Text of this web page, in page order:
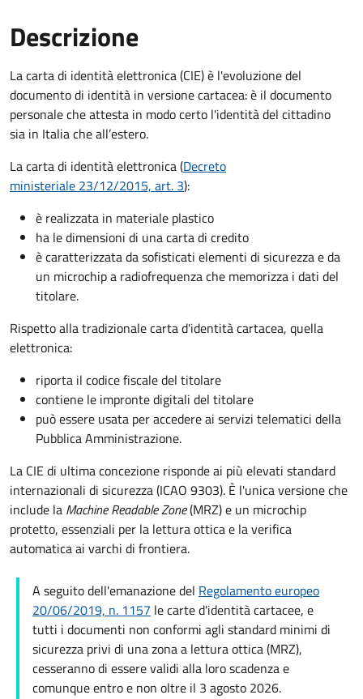
Descrizione
La carta di identità elettronica (CIE) è l'evoluzione del
documento di identità in versione cartacea: è il documento
personale che attesta in modo certo l'identità del cittadino
sia in Italia che all’estero.
La carta di identità elettronica (Decreto
ministeriale 23/12/2015, art. 3):
è realizzata in materiale plastico
ha le dimensioni di una carta di credito
è caratterizzata da sofisticati elementi di sicurezza e da
un microchip a radiofrequenza che memorizza i dati del
titolare.
Rispetto alla tradizionale carta d'identità cartacea, quella
elettronica:
riporta il codice fiscale del titolare
contiene le impronte digitali del titolare
può essere usata per accedere ai servizi telematici della
Pubblica Amministrazione.
La CIE di ultima concezione risponde ai più elevati standard
internazionali di sicurezza (ICAO 9303). È l'unica versione che
include la Machine Readable Zone(MRZ) e un microchip
protetto, essenziali per la lettura ottica e la verifica
automatica ai varchi di frontiera.
A seguito dell'emanazione del Regolamento europeo
20/06/2019, n. 1157 le carte d'identità cartacee, e
tutti i documenti non conformi agli standard minimi di
sicurezza privi di una zona a lettura ottica (MRZ),
cesseranno di essere validi alla loro scadenza e
comunque entro e non oltre il 3 agosto 2026.